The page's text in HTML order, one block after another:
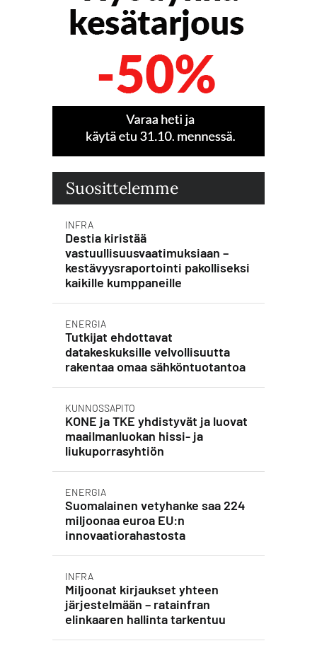
Suosittelemme
INFRA
Destia kiristää
vastuullisuusvaatimuksiaan –
kestävyysraportointi pakolliseksi
kaikille kumppaneille
ENERGIA
Tutkijat ehdottavat
datakeskuksille velvollisuutta
rakentaa omaa sähköntuotantoa
KUNNOSSAPITO
KONE ja TKE yhdistyvät ja luovat
maailmanluokan hissi- ja
liukuporrasyhtiön
ENERGIA
Suomalainen vetyhanke saa 224
miljoonaa euroa EU:n
innovaatiorahastosta
INFRA
Miljoonat kirjaukset yhteen
järjestelmään – ratainfran
elinkaaren hallinta tarkentuu